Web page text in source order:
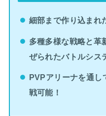
細部まで作り込まれ
多種多様な戦略と
ぜられたバトルシス
PVPアリーナを通し
戦可能！